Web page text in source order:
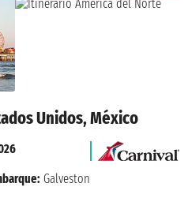
Unidos, México
Galveston